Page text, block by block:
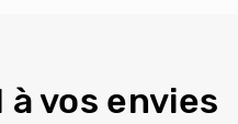
vos envies